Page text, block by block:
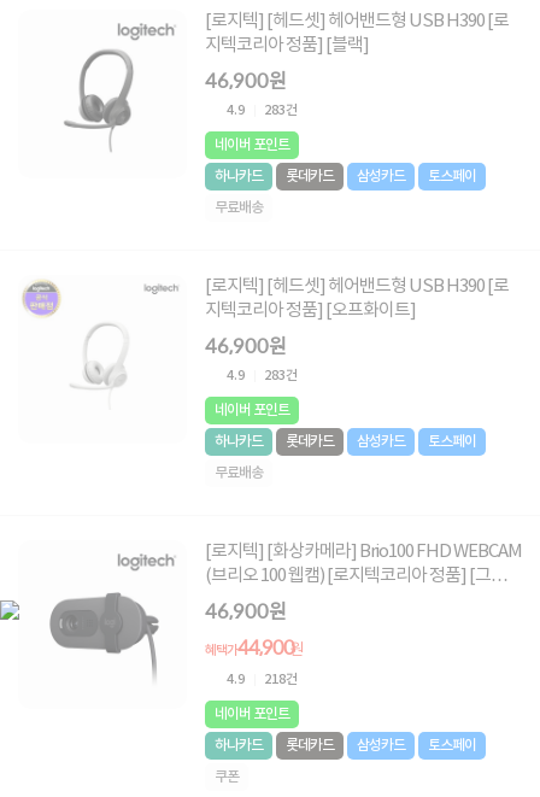
[로지텍] [헤드셋] 헤어밴드형 USB H390 [로
지텍코리아 정품] [블랙]
46,900원
4.9 283건
네이버 포인트
하나카드
롯데카드 삼성카드
토스페이
무료배송
[로지텍] [헤드셋] 헤어밴드형 USB H390 [로
지텍코리아 정품] [오프화이트]
46,900원
4.9 283건
네이버 포인트
하나카드
롯데카드 삼성카드
토스페이
무료배송
[로지텍] [화상카메라] Brio100 FHD WEBCAM
(브리오 100 웹캠) [로지텍코리아 정품] [그래파
이트]
46,900원
혜택가44,900원
4.9 218건
네이버 포인트
하나카드
롯데카드 삼성카드
토스페이
쿠폰